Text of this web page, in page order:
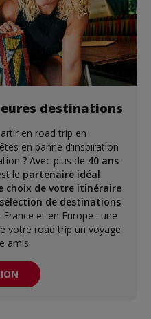
destinations
en road trip en
en panne d'inspiration
? Avec plus de 40 ans
le partenaire idéal
choix de votre itinéraire
sélection de destinations
France et en Europe : une
votre road trip un voyage
amis.